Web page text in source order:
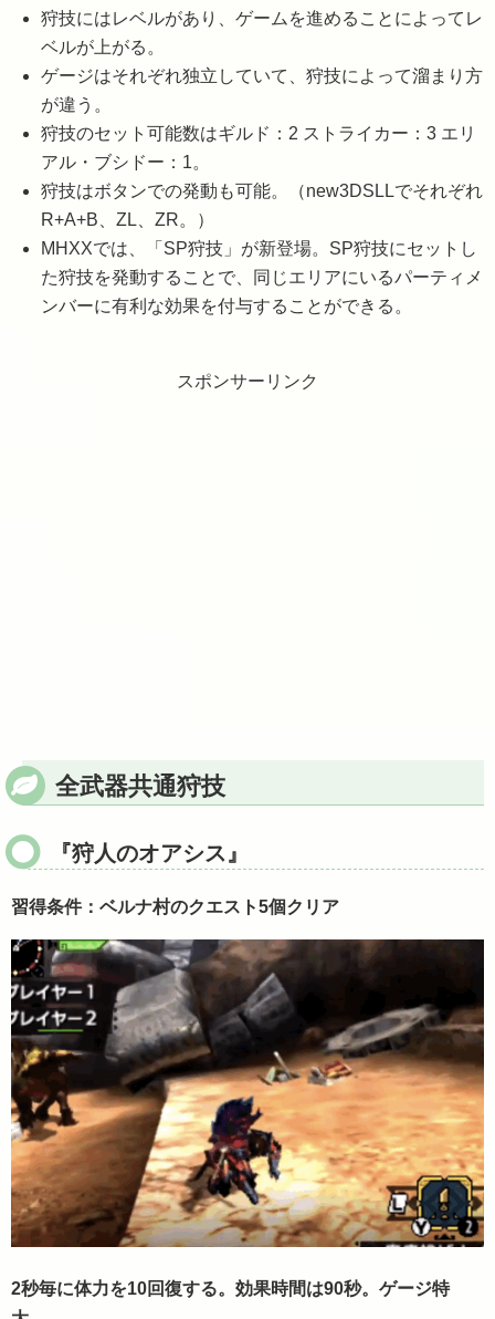
狩技にはレベルがあり、ゲームを進めることによってレ
ベルが上がる。
ゲージはそれぞれ独立していて、狩技によって溜まり方
が違う。
狩技のセット可能数はギルド：2 ストライカー：3 エリ
アル・ブシドー：1。
狩技はボタンでの発動も可能。（new3DSLLでそれぞれ
R+A+B、ZL、ZR。）
MHXXでは、「SP狩技」が新登場。SP狩技にセットし
た狩技を発動することで、同じエリアにいるパーティメ
ンバーに有利な効果を付与することができる。
スポンサーリンク
全武器共通狩技
『狩人のオアシス』
習得条件：ベルナ村のクエスト5個クリア
2秒毎に体力を10回復する。効果時間は90秒。ゲージ特